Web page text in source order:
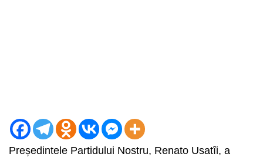
Președintele Partidului Nostru, Renato Usatîi, a